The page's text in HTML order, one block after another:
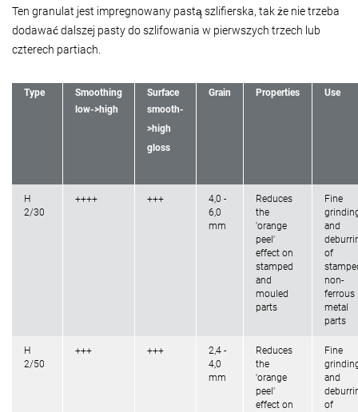
Ten granulat jest impregnowany pastą szlifierska, tak że nie trzeba
dodawać dalszej pasty do szlifowania w pierwszych trzech lub
czterech partiach.
Type
Smoothing
low->high
Surface
smooth-
>high
gloss
Grain Properties Use
H
2/30
++++ +++
4,0 -
6,0
mm
Reduces
the
'orange
peel'
effect on
stamped
and
mouled
parts
Fine
and
of
non-
ferrous
metal
parts
H
2/50
+++ +++
2,4 -
4,0
mm
Reduces
the
'orange
peel'
effect on
Fine
and
of